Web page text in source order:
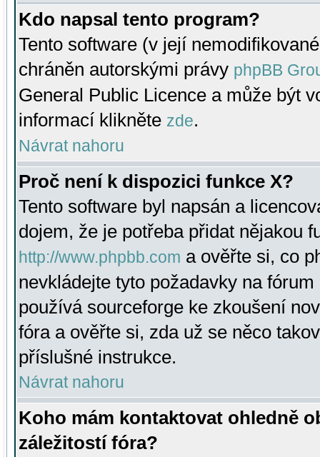
Kdo napsal tento program?
Tento software (v její
chráněn autorskými právy phpBB
General Public Licence a může být
informací klikněte zde.
Návrat nahoru
Proč není k dispozici funkce X?
Tento software byl napsán a
dojem, že je potřeba přidat nějakou
http://www.phpbb.com a ověřte si, co
nevkládejte tyto požadavky na
používá sourceforge ke zkoušení
fóra a ověřte si, zda už se něco
příslušné instrukce.
Návrat nahoru
Koho mám kontaktovat ohledně
záležitostí fóra?